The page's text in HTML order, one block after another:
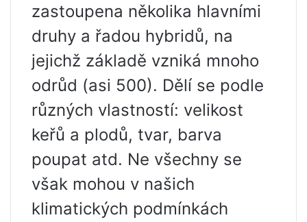
zastoupena několika hlavními
druhy a řadou hybridů, na
jejichž základě vzniká mnoho
odrůd (asi 500). Dělí se podle
různých vlastností: velikost
keřů a plodů, tvar, barva
poupat atd. Ne všechny se
však mohou v našich
klimatických podmínkách